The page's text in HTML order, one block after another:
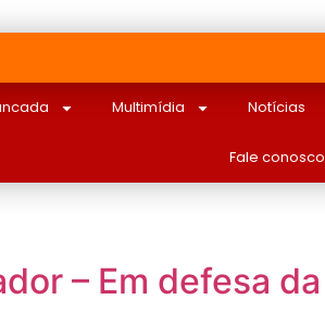
Multimídia Notícias
Fale conosco
– Em defesa da